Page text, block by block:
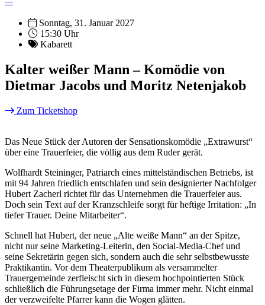
Sonntag, 31. Januar 2027
15:30 Uhr
Kabarett
Kalter weißer Mann – Komödie von
Dietmar Jacobs und Moritz Netenjakob
Zum Ticketshop
Das Neue Stück der Autoren der Sensationskomödie „Extrawurst“
über eine Trauerfeier, die völlig aus dem Ruder gerät.
Wolfhardt Steininger, Patriarch eines mittelständischen Betriebs, ist
mit 94 Jahren friedlich entschlafen und sein designierter Nachfolger
Hubert Zacherl richtet für das Unternehmen die Trauerfeier aus.
Doch sein Text auf der Kranzschleife sorgt für heftige Irritation: „In
tiefer Trauer. Deine Mitarbeiter“.
Schnell hat Hubert, der neue „Alte weiße Mann“ an der Spitze,
nicht nur seine Marketing-Leiterin, den Social-Media-Chef und
seine Sekretärin gegen sich, sondern auch die sehr selbstbewusste
Praktikantin. Vor dem Theaterpublikum als versammelter
Trauergemeinde zerfleischt sich in diesem hochpointierten Stück
schließlich die Führungsetage der Firma immer mehr. Nicht einmal
der verzweifelte Pfarrer kann die Wogen glätten.